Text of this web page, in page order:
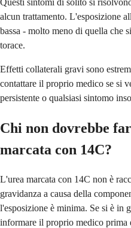
Questi sintomi di solito si
alcun trattamento. L'esposizione
bassa - molto meno di quella che
torace.
Effetti collaterali gravi sono
contattare il proprio medico se si
persistente o qualsiasi sintomo
Chi non dovrebbe
marcata con 14C?
L'urea marcata con 14C non è
gravidanza a causa della
l'esposizione è minima. Se si è in
informare il proprio medico prima